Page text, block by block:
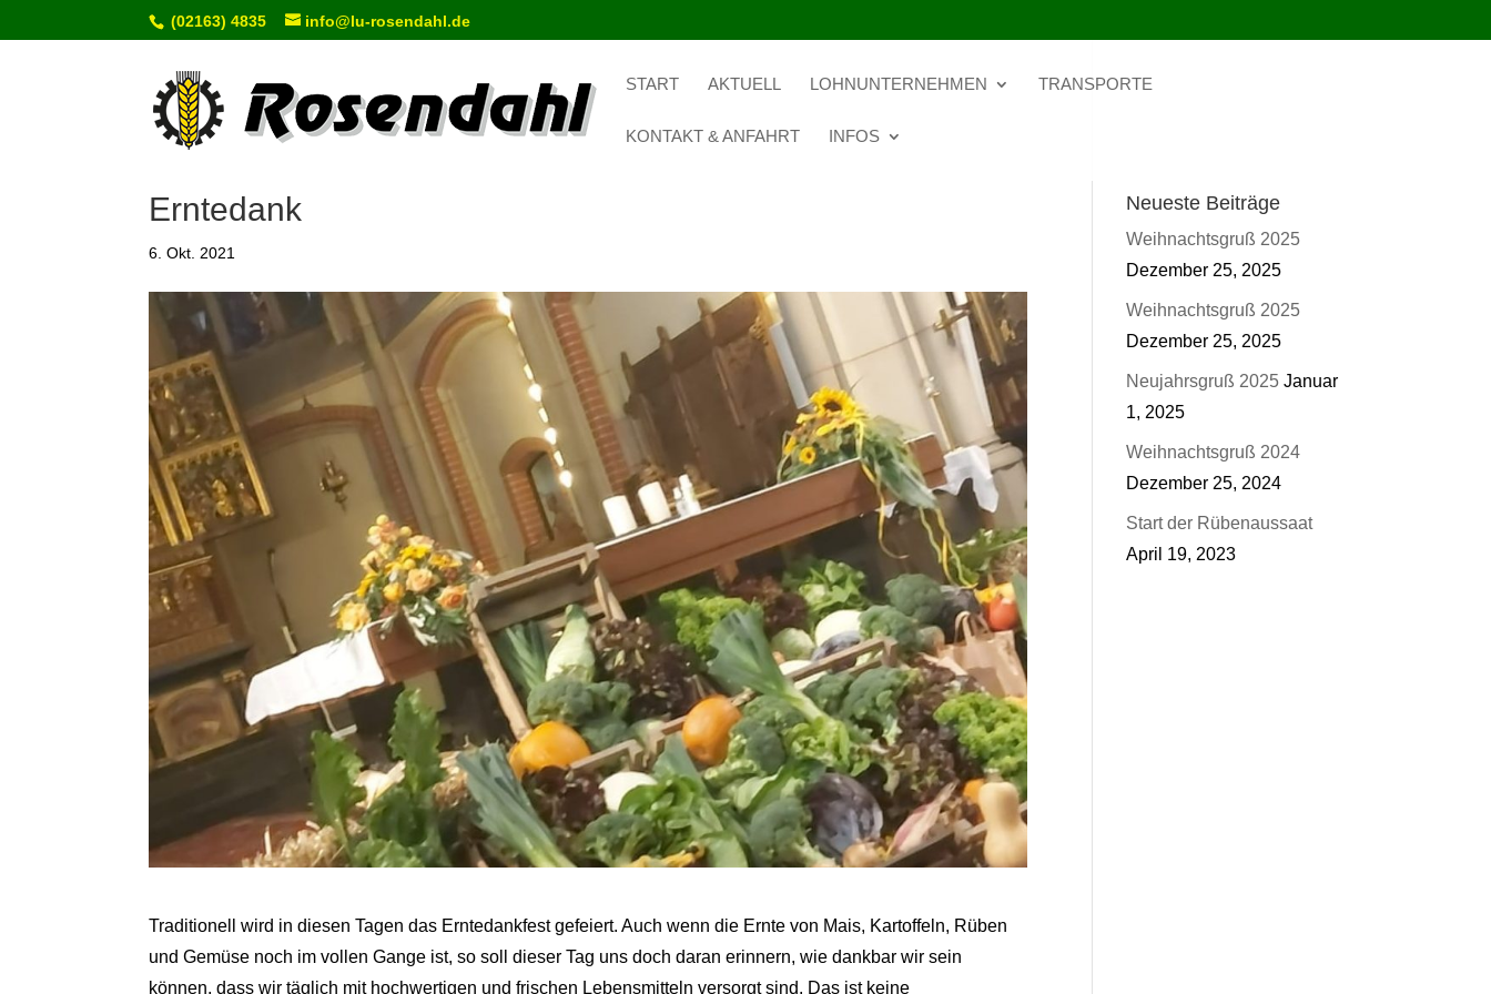
(02163) 4835 info@lu-rosendahl.de
START AKTUELL LOHNUNTERNEHMEN TRANSPORTE
KONTAKT & ANFAHRT INFOS
Erntedank
6. Okt. 2021
Traditionell wird in diesen Tagen das Erntedankfest gefeiert. Auch wenn die Ernte von Mais, Kartoffeln, Rüben
und Gemüse noch im vollen Gange ist, so soll dieser Tag uns doch daran erinnern, wie dankbar wir sein
können, dass wir täglich mit hochwertigen und frischen Lebensmitteln versorgt sind. Das ist keine
Neueste Beiträge
Weihnachtsgruß 2025
Dezember 25, 2025
Weihnachtsgruß 2025
Dezember 25, 2025
Neujahrsgruß 2025 Januar
1, 2025
Weihnachtsgruß 2024
Dezember 25, 2024
Start der Rübenaussaat
April 19, 2023